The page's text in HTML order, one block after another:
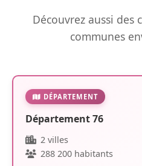
Découvrez aussi des
communes
DÉPARTEMENT
Département 76
2 villes
288 200 habitants